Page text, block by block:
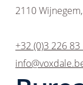
2110
+32 (0)3 226 83